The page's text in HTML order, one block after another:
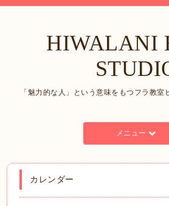
HIWALANI
「魅力的な人」という意味をもつフラ教室
メニュー
カレンダー